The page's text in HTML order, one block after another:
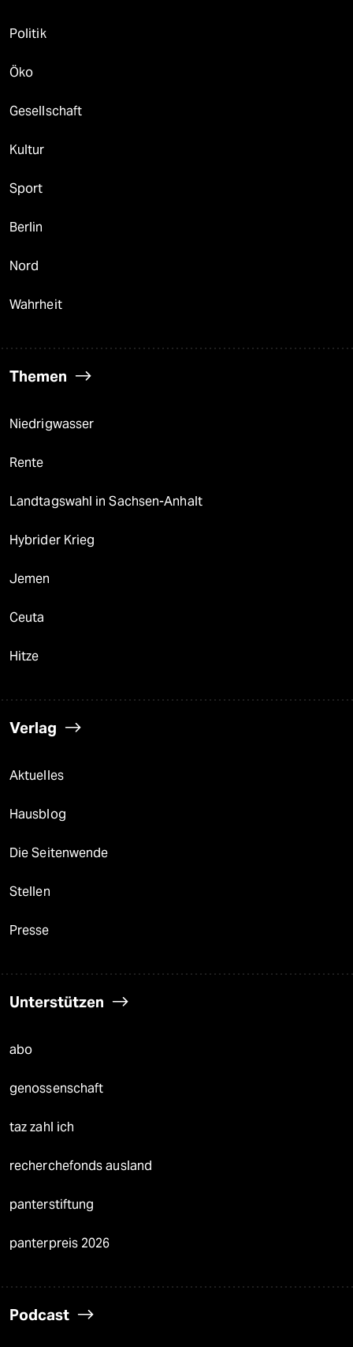
Politik
Öko
Gesellschaft
Kultur
Sport
Berlin
Nord
Wahrheit
Themen
Niedrigwasser
Rente
Landtagswahl in Sachsen-Anhalt
Hybrider Krieg
Jemen
Ceuta
Hitze
Verlag
Aktuelles
Hausblog
Die Seitenwende
Stellen
Presse
Unterstützen
abo
genossenschaft
taz zahl ich
recherchefonds ausland
panterstiftung
panterpreis 2026
Podcast